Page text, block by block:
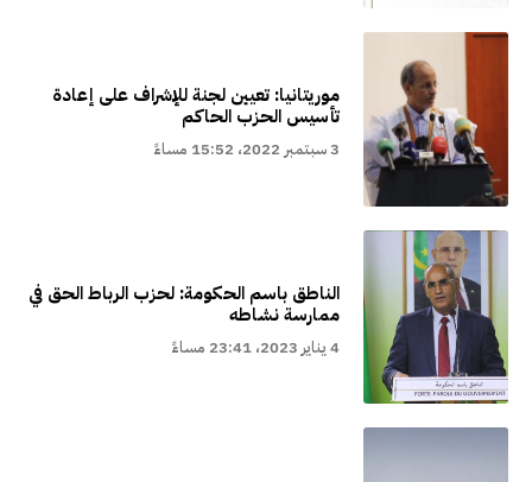
موريتانيا: تعيين لجنة للإشراف على إعادة
تأسيس الحزب الحاكم
3 سبتمبر 2022، 15:52 مساءً
الناطق باسم الحكومة: لحزب الرباط الحق في
ممارسة نشاطه
4 يناير 2023، 23:41 مساءً